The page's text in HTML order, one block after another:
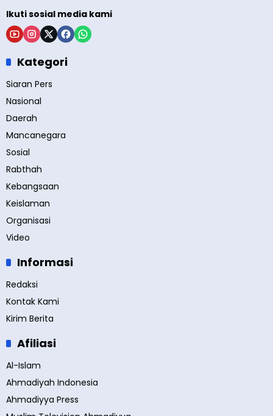
Ikuti sosial media kami
Kategori
Siaran Pers
Nasional
Daerah
Mancanegara
Sosial
Rabthah
Kebangsaan
Keislaman
Organisasi
Video
Informasi
Redaksi
Kontak Kami
Kirim Berita
Afiliasi
Al-Islam
Ahmadiyah Indonesia
Ahmadiyya Press